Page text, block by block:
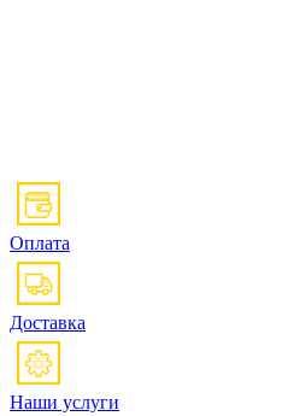
Оплата
Доставка
Наши услуги